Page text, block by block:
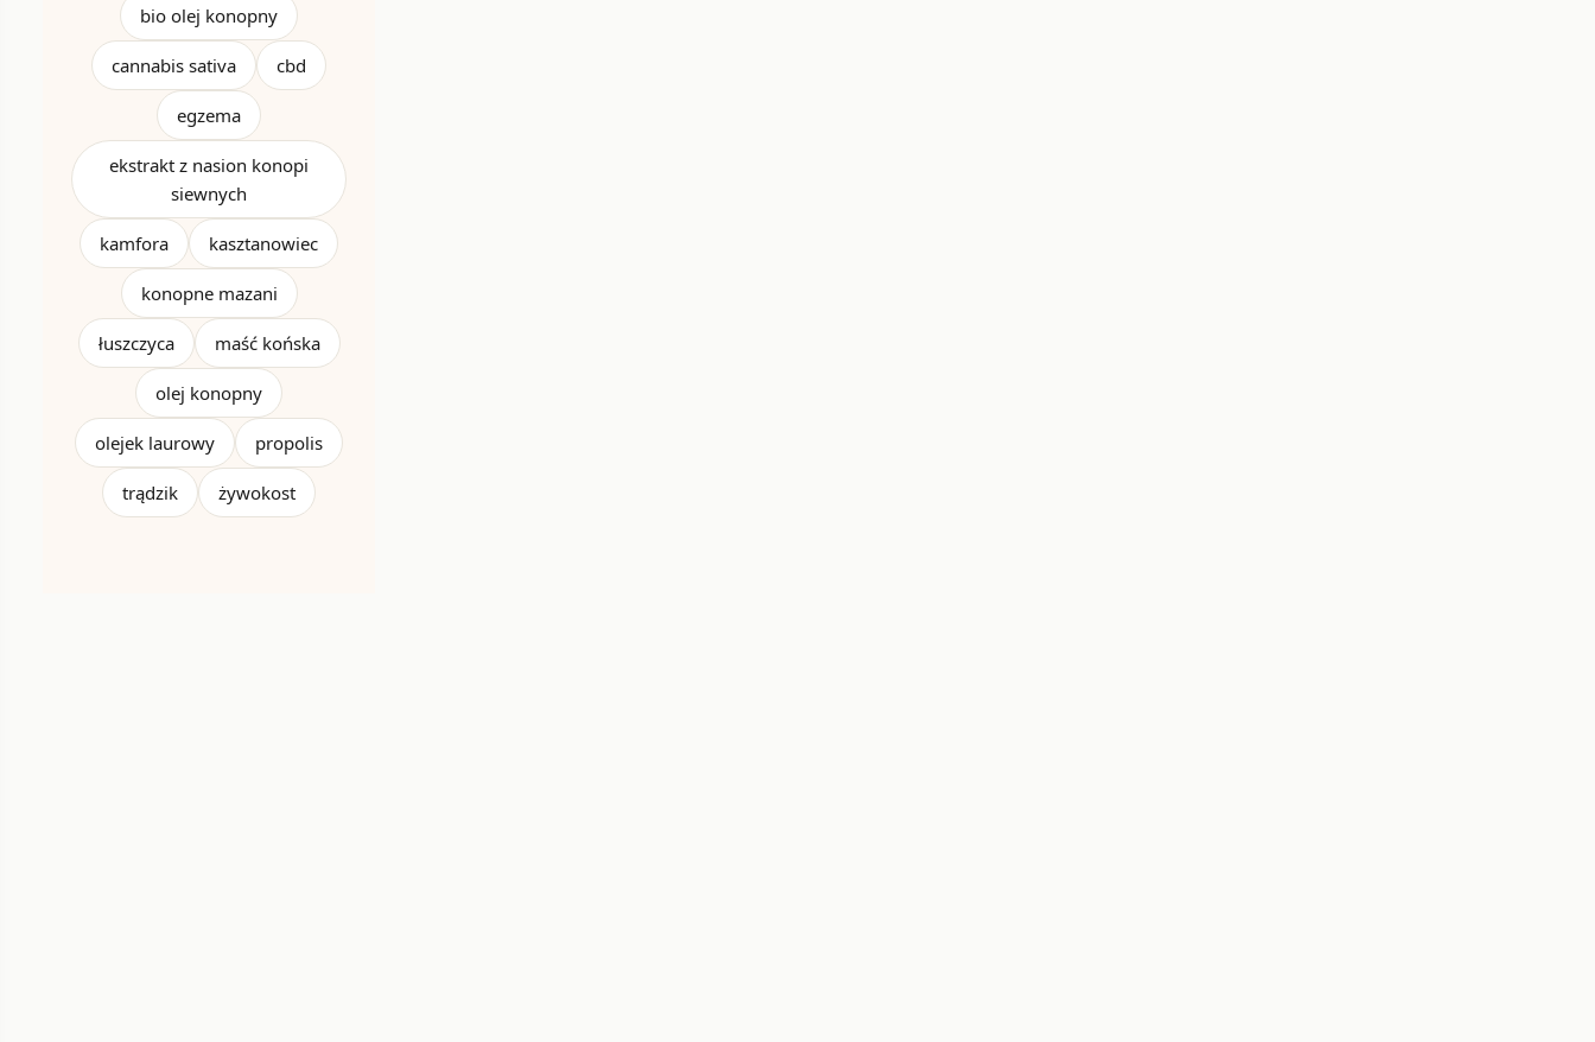
bio olej konopny
cannabis sativa cbd
egzema
ekstrakt z nasion konopi
siewnych
kamfora kasztanowiec
konopne mazani
łuszczyca maść końska
olej konopny
olejek laurowy propolis
trądzik żywokost